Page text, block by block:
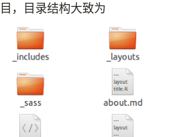
目录结构大致为